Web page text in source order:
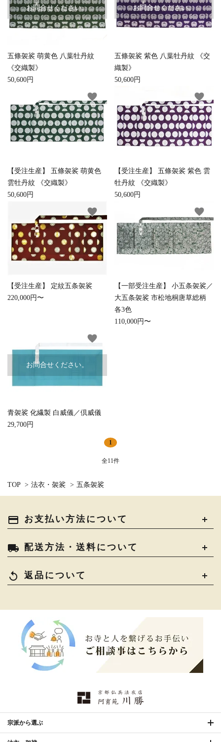
お問合せください。
五條袈裟 萌黄色 八葉牡丹紋
《交織製》
50,600円
お問合せください。
五條袈裟 紫色 八葉牡丹紋 《交
織製》
50,600円
【受注生産】 五條袈裟 萌黄色
雲牡丹紋 《交織製》
50,600円
favorite
【受注生産】 五條袈裟 紫色 雲
牡丹紋 《交織製》
50,600円
favorite
【受注生産】 定紋五条袈裟
220,000円〜
favorite
【一部受注生産】 小五条袈裟／
大五条袈裟 市松地桐唐草総柄
各3色
110,000円〜
favorite
お問合せください。
青袈裟 化繊製 白威儀／倶威儀
29,700円
favorite
1
全11件
TOP > 法衣・袈裟 > 五条袈裟
キーワード
カテゴリー
検索する
payment お支払い方法について
local_shipping 配送方法・送料について
replay 返品について
宗派から選ぶ